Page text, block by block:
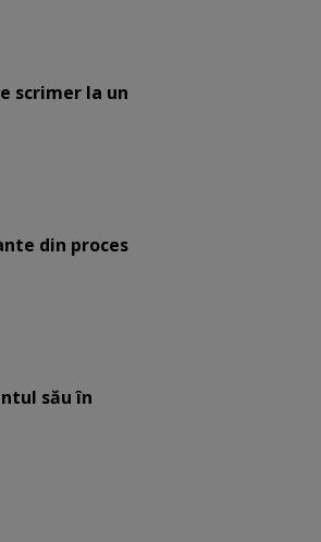
scrimer la un
din proces
său în